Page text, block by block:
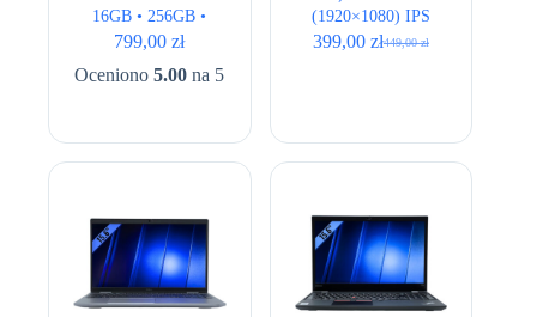
16GB • 256GB •
UHD 620 •13.3″ Full
799,00zł
Oceniono5.00 na 5
(1920×1080) IPS
LED449,00zł
Pierwotna
399,00 zł
Aktualna